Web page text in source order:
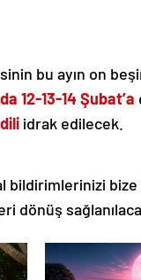
bu ayın on
12-13-14 Şubat’a
idrak edilecek.
bildirimlerinizi
dönüş